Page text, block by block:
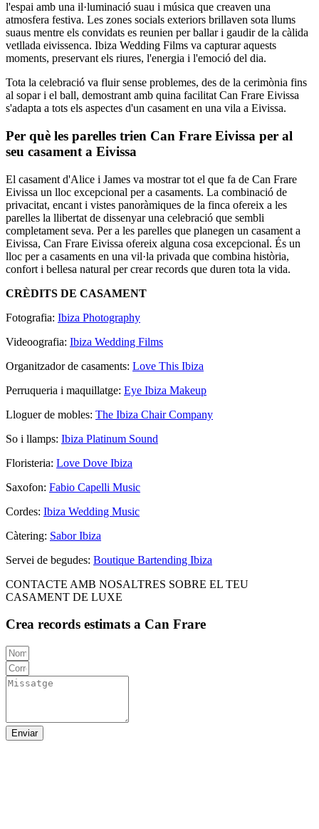
l'espai amb una il·luminació suau i música que creaven una
atmosfera festiva. Les zones socials exteriors brillaven sota llums
suaus mentre els convidats es reunien per ballar i gaudir de la càlida
vetllada eivissenca. Ibiza Wedding Films va capturar aquests
moments, preservant els riures, l'energia i l'emoció del dia.
Tota la celebració va fluir sense problemes, des de la cerimònia fins
al sopar i el ball, demostrant amb quina facilitat Can Frare Eivissa
s'adapta a tots els aspectes d'un casament en una vila a Eivissa.
Per què les parelles trien Can Frare Eivissa per al
seu casament a Eivissa
El casament d'Alice i James va mostrar tot el que fa de Can Frare
Eivissa un lloc excepcional per a casaments. La combinació de
privacitat, encant i vistes panoràmiques de la finca ofereix a les
parelles la llibertat de dissenyar una celebració que sembli
completament seva. Per a les parelles que planegen un casament a
Eivissa, Can Frare Eivissa ofereix alguna cosa excepcional. És un
lloc per a casaments en una vil·la privada que combina història,
confort i bellesa natural per crear records que duren tota la vida.
CRÈDITS DE CASAMENT
Fotografia: Ibiza Photography
Videoografia: Ibiza Wedding Films
Organitzador de casaments: Love This Ibiza
Perruqueria i maquillatge: Eye Ibiza Makeup
Lloguer de mobles: The Ibiza Chair Company
So i llamps: Ibiza Platinum Sound
Floristeria: Love Dove Ibiza
Saxofon: Fabio Capelli Music
Cordes: Ibiza Wedding Music
Càtering: Sabor Ibiza
Servei de begudes: Boutique Bartending Ibiza
CONTACTE AMB NOSALTRES SOBRE EL TEU
CASAMENT DE LUXE
Crea records estimats a Can Frare
Enviar